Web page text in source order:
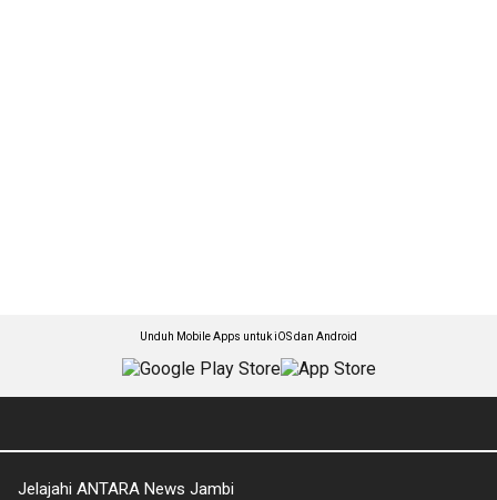
Unduh Mobile Apps untuk iOS dan Android
Jelajahi ANTARA News Jambi